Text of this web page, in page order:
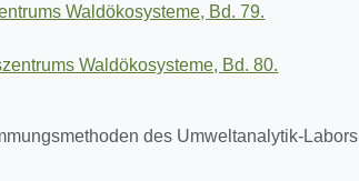
Waldökosysteme, Bd. 79.
Waldökosysteme, Bd. 80.
des Umweltanalytik-Labors